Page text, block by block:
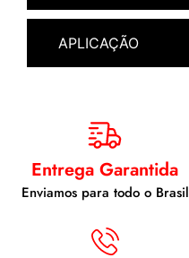
APLICAÇÃO
Entrega Garantida
Enviamos para todo o Brasil